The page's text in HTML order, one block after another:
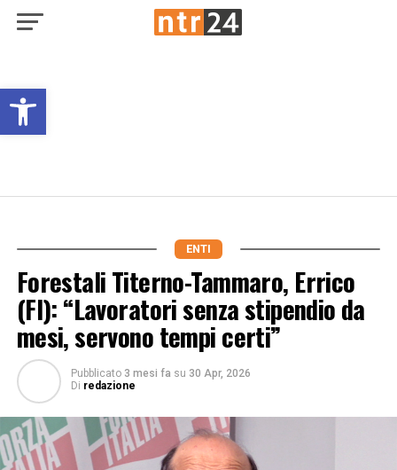
Open toolbar
ENTI
Forestali Titerno-Tammaro, Errico
(FI): “Lavoratori senza stipendio da
mesi, servono tempi certi”
Pubblicato 3 mesi fa su 30 Apr, 2026
Di redazione